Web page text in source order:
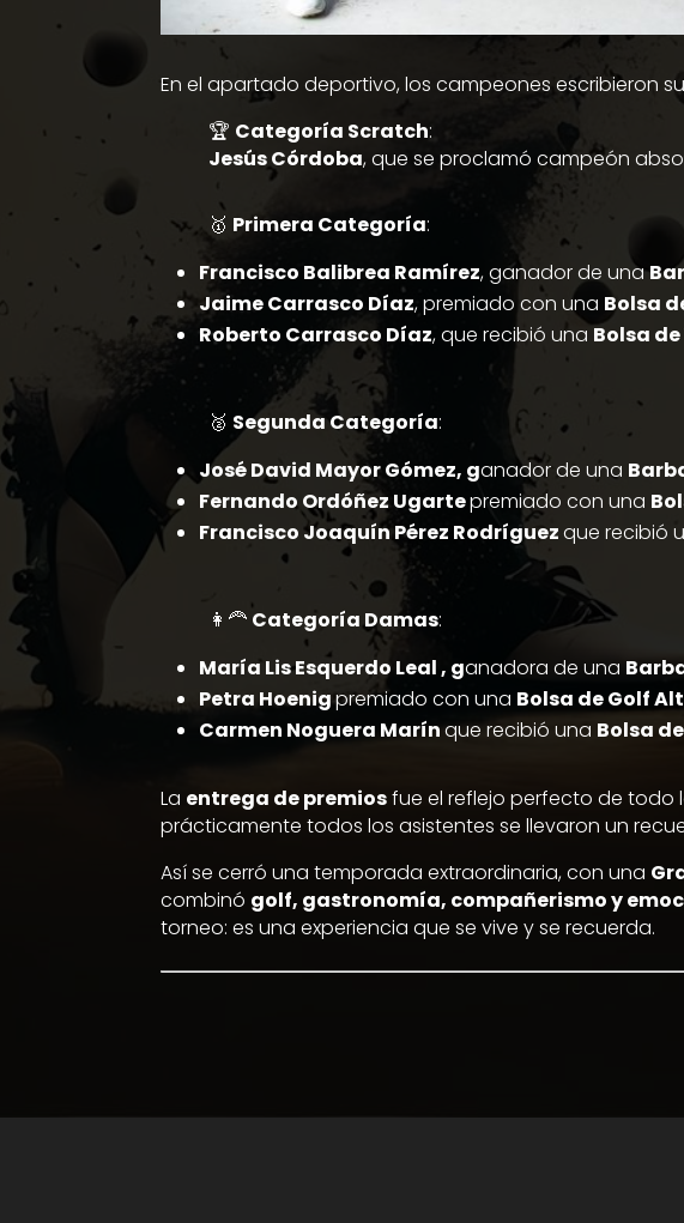
En el apartado deportivo, los campeones escribieron
🏆 Categoría Scratch:
Jesús Córdoba, que se proclamó campeón
🥇 Primera Categoría:
Francisco Balibrea Ramírez, ganador de una
Jaime Carrasco Díaz, premiado con una Bolsa
Roberto Carrasco Díaz, que recibió una Bolsa
🥈 Segunda Categoría:
José David Mayor Gómez, ganador de una
Fernando Ordóñez Ugartepremiado con una
Francisco Joaquín Pérez Rodríguezque recibió
👩‍🦰 Categoría Damas:
María Lis Esquerdo Leal , ganadora de una
Petra Hoenigpremiado con una Bolsa de Golf
Carmen Noguera Marínque recibió una Bolsa
La entrega de premiosfue el reflejo perfecto de todo
prácticamente todos los asistentes se llevaron un
Así se cerró una temporada extraordinaria, con una
combinó golf, gastronomía, compañerismo y
torneo: es una experiencia que se vive y se recuerda.